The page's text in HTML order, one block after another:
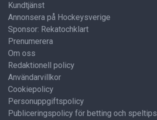
Kundtjänst
Annonsera på Hockeysverige
Sponsor: Rekatochklart
Prenumerera
Om oss
Redaktionell policy
Användarvillkor
Cookiepolicy
Personuppgiftspolicy
Publiceringspolicy för betting och speltips